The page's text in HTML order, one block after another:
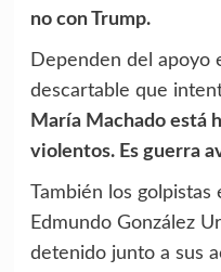
no con Trump.
Dependen del apoyo
descartable que
María Machado está
violentos. Es guerra
También los golpistas
Edmundo González
detenido junto a sus